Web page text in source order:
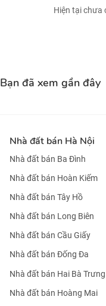
Hiện tại chưa
Bạn đã xem gần đây
Nhà đất bán Hà Nội
Nhà đất bán Ba Đình
Nhà đất bán Hoàn Kiếm
Nhà đất bán Tây Hồ
Nhà đất bán Long Biên
Nhà đất bán Cầu Giấy
Nhà đất bán Đống Đa
Nhà đất bán Hai Bà Trưng
Nhà đất bán Hoàng Mai